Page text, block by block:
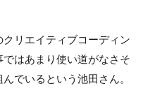
リエイティブコーディン
はあまり使い道がなさそ
でいるという池田さん。